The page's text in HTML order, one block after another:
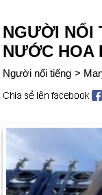
NGƯỜI NỔI
NƯỚC HOA
Người nổi tiếng >